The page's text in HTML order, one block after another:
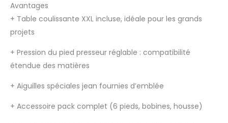
Avantages
+ Table coulissante XXL incluse, idéale pour les grands
projets
+ Pression du pied presseur réglable : compatibilité
étendue des matières
+ Aiguilles spéciales jean fournies d’emblée
+ Accessoire pack complet (6 pieds, bobines, housse)